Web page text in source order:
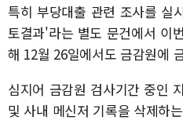
특히 부당대출 관련 조사를 실
토결과'라는 별도 문건에서 이
해 12월 26일에서도 금감원에
심지어 금감원 검사기간 중인
및 사내 메신저 기록을 삭제하